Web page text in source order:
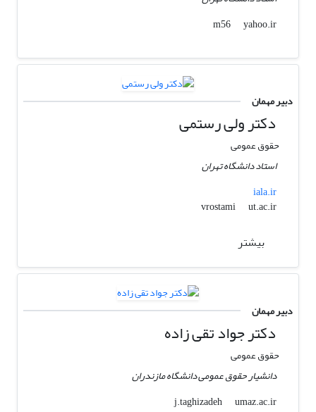
m56
yahoo.ir
دبیر مهمان
دکتر ولی رستمی
حقوق عمومی
استاد دانشگاه تهران
iala.ir
vrostami
ut.ac.ir
بیشتر
دبیر مهمان
دکتر جواد تقی زاده
حقوق عمومی
دانشیار حقوق عمومی دانشگاه مازندران
j.taghizadeh
umaz.ac.ir